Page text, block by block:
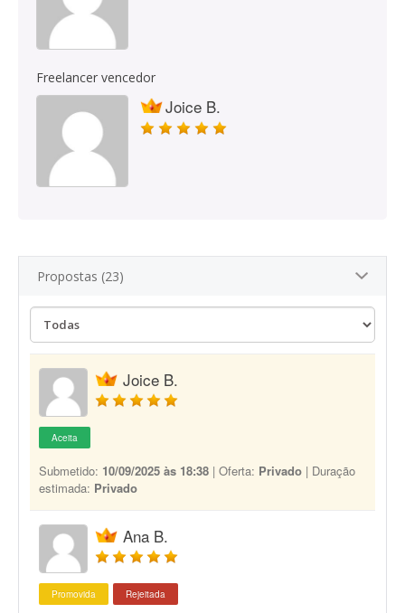
Freelancer vencedor
Joice B.
Propostas (23)
Joice B.
Aceita
Submetido: 10/09/2025 às 18:38 | Oferta: Privado | Duração
estimada: Privado
Ana B.
Promovida Rejeitada